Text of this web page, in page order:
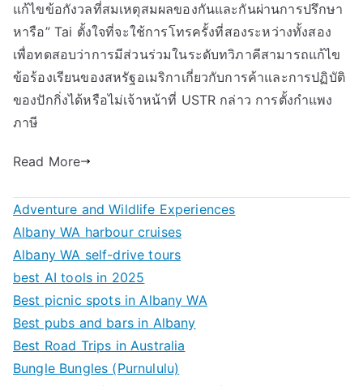
แก้ไขข้อกังวลที่สมเหตุสมผลของกันและกันผ่านการปรึกษา
หารือ” Tai ตั้งใจที่จะใช้การโทรครั้งที่สองระหว่างทั้งสอง
เพื่อทดสอบว่าการมีส่วนร่วมในระดับทวิภาคีสามารถแก้ไข
ข้อร้องเรียนของสหรัฐอเมริกาเกี่ยวกับการค้าและการปฏิบัติ
ของปักกิ่งได้หรือไม่เจ้าหน้าที่ USTR กล่าว การตั้งกำแพง
ภาษี
Read More
Adventure and Wildlife Experiences
Albany WA harbour cruises
Albany WA self-drive tours
best AI tools in 2025
Best picnic spots in Albany WA
Best pubs and bars in Albany
Best Road Trips in Australia
Bungle Bungles (Purnululu)